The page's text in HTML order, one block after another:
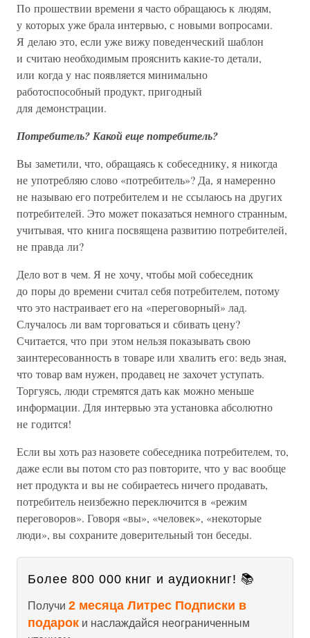
По прошествии времени я часто обращаюсь к людям,
у которых уже брала интервью, с новыми вопросами.
Я делаю это, если уже вижу поведенческий шаблон
и считаю необходимым прояснить какие-то детали,
или когда у нас появляется минимально
работоспособный продукт, пригодный
для демонстрации.
Потребитель? Какой еще потребитель?
Вы заметили, что, обращаясь к собеседнику, я никогда
не употребляю слово «потребитель»? Да, я намеренно
не называю его потребителем и не ссылаюсь на других
потребителей. Это может показаться немного странным,
учитывая, что книга посвящена развитию потребителей,
не правда ли?
Дело вот в чем. Я не хочу, чтобы мой собеседник
до поры до времени считал себя потребителем, потому
что это настраивает его на «переговорный» лад.
Случалось ли вам торговаться и сбивать цену?
Считается, что при этом нельзя показывать свою
заинтересованность в товаре или хвалить его: ведь зная,
что товар вам нужен, продавец не захочет уступать.
Торгуясь, люди стремятся дать как можно меньше
информации. Для интервью эта установка абсолютно
не годится!
Если вы хоть раз назовете собеседника потребителем, то,
даже если вы потом сто раз повторите, что у вас вообще
нет продукта и вы не собираетесь ничего продавать,
потребитель неизбежно переключится в «режим
переговоров». Говоря «вы», «человек», «некоторые
люди», вы сохраните доверительный тон беседы.
Более 800 000 книг и аудиокниг! 📚
Получи 2 месяца Литрес Подписки в
подарок и наслаждайся неограниченным